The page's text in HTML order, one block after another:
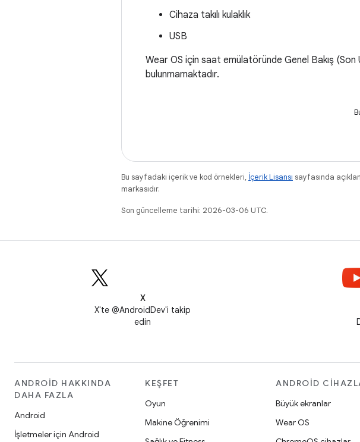
Cihaza takılı kulaklık
USB
Wear OS için saat emülatöründe Genel Bakış
bulunmamaktadır.
Bu sayfadaki içerik ve kod örnekleri, İçerik Lisansı sayfasında
markasıdır.
Son güncelleme tarihi: 2026-03-06 UTC.
X
X'te @AndroidDev'i takip
edin
ANDROID HAKKINDA
DAHA FAZLA
Android
İşletmeler için Android
KEŞFET
Oyun
Makine Öğrenimi
ANDROID
Büyük ekranlar
Wear OS